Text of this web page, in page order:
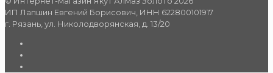
ИП Лапшин Евгений Борисович, ИНН 622800101917
г. Рязань, ул. Николодворянская, д. 13/20